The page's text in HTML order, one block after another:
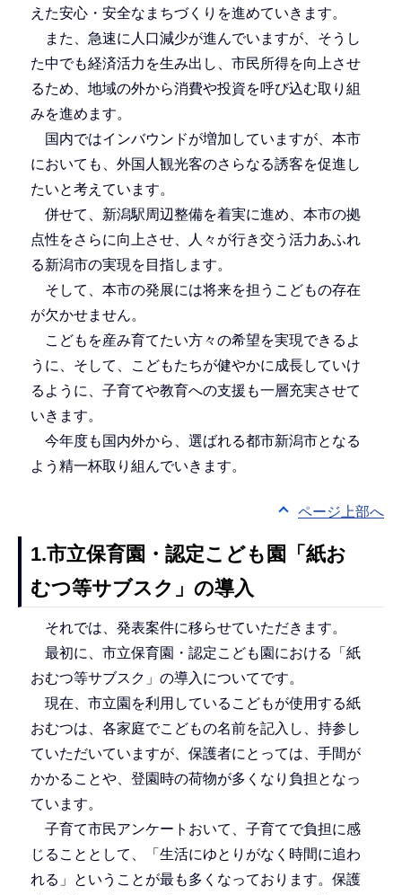
えた安心・安全なまちづくりを進めていきます。
また、急速に人口減少が進んでいますが、そうし
た中でも経済活力を生み出し、市民所得を向上させ
るため、地域の外から消費や投資を呼び込む取り組
みを進めます。
国内ではインバウンドが増加していますが、本市
においても、外国人観光客のさらなる誘客を促進し
たいと考えています。
併せて、新潟駅周辺整備を着実に進め、本市の拠
点性をさらに向上させ、人々が行き交う活力あふれ
る新潟市の実現を目指します。
そして、本市の発展には将来を担うこどもの存在
が欠かせません。
こどもを産み育てたい方々の希望を実現できるよ
うに、そして、こどもたちが健やかに成長していけ
るように、子育てや教育への支援も一層充実させて
いきます。
今年度も国内外から、選ばれる都市新潟市となる
よう精一杯取り組んでいきます。
ページ上部へ
1.市立保育園・認定こども園「紙お
むつ等サブスク」の導入
それでは、発表案件に移らせていただきます。
最初に、市立保育園・認定こども園における「紙
おむつ等サブスク」の導入についてです。
現在、市立園を利用しているこどもが使用する紙
おむつは、各家庭でこどもの名前を記入し、持参し
ていただいていますが、保護者にとっては、手間が
かかることや、登園時の荷物が多くなり負担となっ
ています。
子育て市民アンケートおいて、子育てで負担に感
じることとして、「生活にゆとりがなく時間に追わ
れる」ということが最も多くなっております。保護